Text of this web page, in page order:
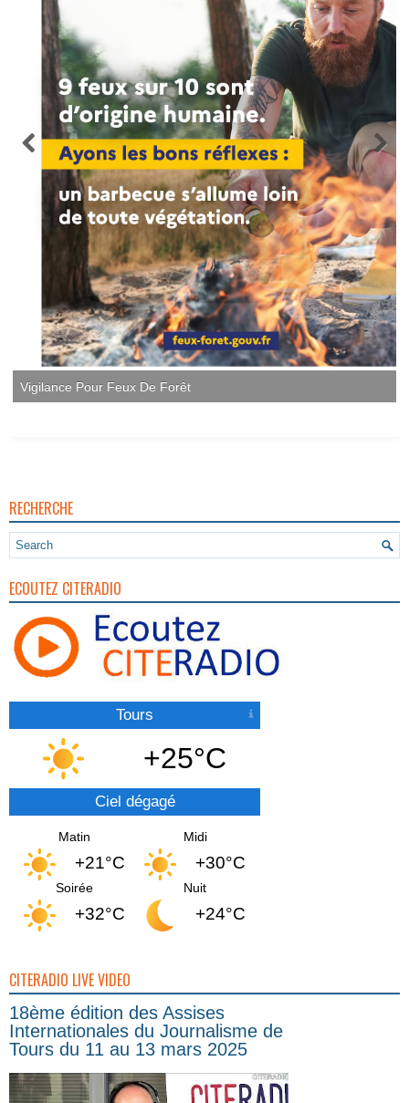
RECHERCHE
ECOUTEZ CITERADIO
Tours
+25°C
Ciel dégagé
Matin
+21°C
Midi
+30°C
Soirée
+32°C
Nuit
+24°C
CITERADIO LIVE VIDEO
18ème édition des Assises
Internationales du Journalisme de
Tours du 11 au 13 mars 2025